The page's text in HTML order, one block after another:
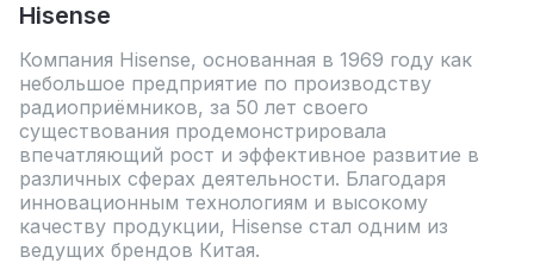
Hisense
Компания Hisense, основанная в 1969 году как
небольшое предприятие по производству
радиоприёмников, за 50 лет своего
существования продемонстрировала
впечатляющий рост и эффективное развитие в
различных сферах деятельности. Благодаря
инновационным технологиям и высокому
качеству продукции, Hisense стал одним из
ведущих брендов Китая.